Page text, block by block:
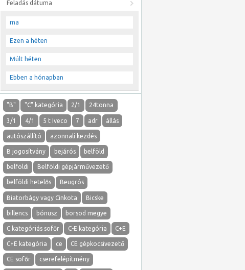
Feladás dátuma
ma
Ezen a héten
Múlt héten
Ebben a hónapban
"B" "C" kategória 2/1 24tonna
3/1 4/1 5 t Iveco 7 adr állás
autószállító azonnali kezdés
B jogosítvány bejárós belföld
belföldi Belföldi gépjárművezető
belföldi hetelős Beugrós
Biatorbágy vagy Cinkota Bicske
billencs bónusz borsod megye
C kategóriás sofőr C-E kategória C+E
C+E kategória ce CE gépkocsivezető
CE sofőr cserefelépítmény